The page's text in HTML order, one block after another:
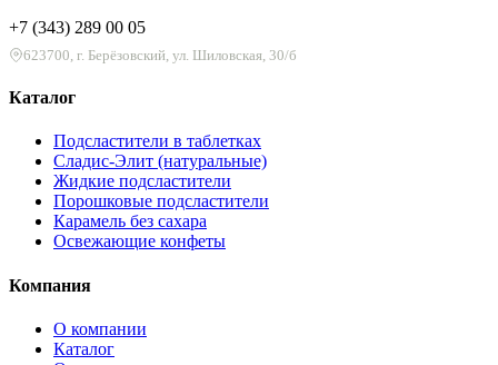
+7 (343) 289 00 05
623700, г. Берёзовский, ул. Шиловская, 30/б
Каталог
Подсластители в таблетках
Сладис-Элит (натуральные)
Жидкие подсластители
Порошковые подсластители
Карамель без сахара
Освежающие конфеты
Компания
О компании
Каталог